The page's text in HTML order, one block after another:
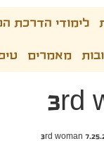
לימודי הדרכת
מאמרים
3rd
3rd woman